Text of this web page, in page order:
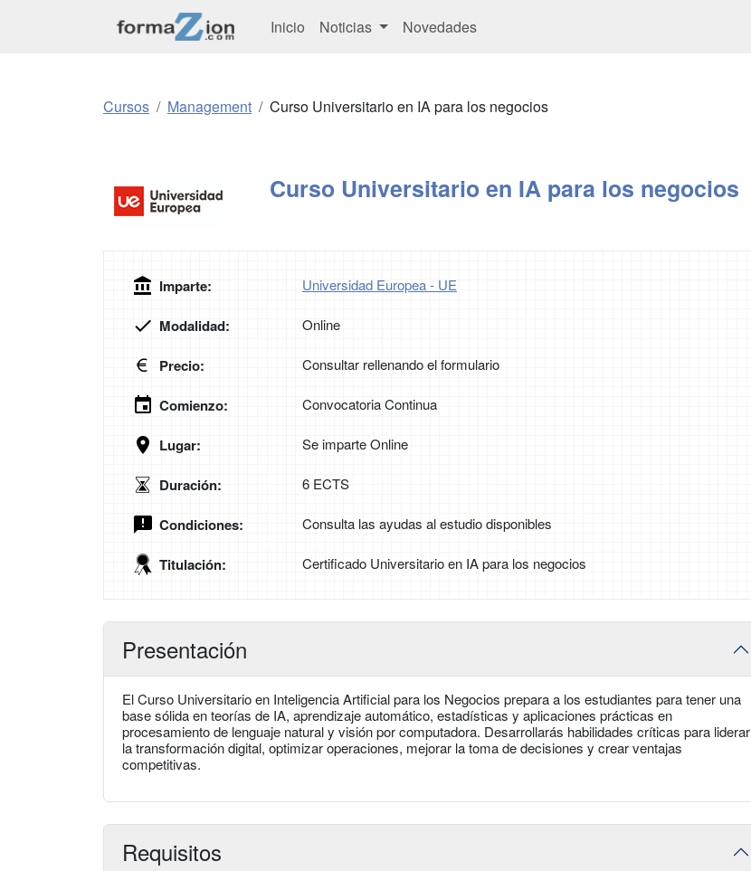
Inicio Noticias Novedades
Cursos Management Curso Universitario en IA para los negocios
Curso Universitario en IA para los negocios
Imparte: Universidad Europea - UE
Modalidad: Online
Precio: Consultar rellenando el formulario
Comienzo: Convocatoria Continua
Lugar: Se imparte Online
Duración: 6 ECTS
Condiciones: Consulta las ayudas al estudio disponibles
Titulación: Certificado Universitario en IA para los negocios
Presentación
El Curso Universitario en Inteligencia Artificial para los Negocios prepara a los estudiantes para tener una
base sólida en teorías de IA, aprendizaje automático, estadísticas y aplicaciones prácticas en
procesamiento de lenguaje natural y visión por computadora. Desarrollarás habilidades críticas para liderar
la transformación digital, optimizar operaciones, mejorar la toma de decisiones y crear ventajas
competitivas.
Requisitos